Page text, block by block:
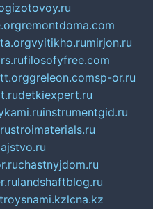
remontdoma.com
vyitikho.rumirjon.ru
filosofyfree.com
greleon.comsp-or.ru
detkiexpert.ru
instrumentgid.ru
stroimaterials.ru
chastnyjdom.ru
landshaftblog.ru
lcna.kz